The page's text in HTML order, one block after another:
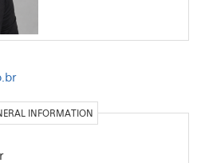
INFORMATION